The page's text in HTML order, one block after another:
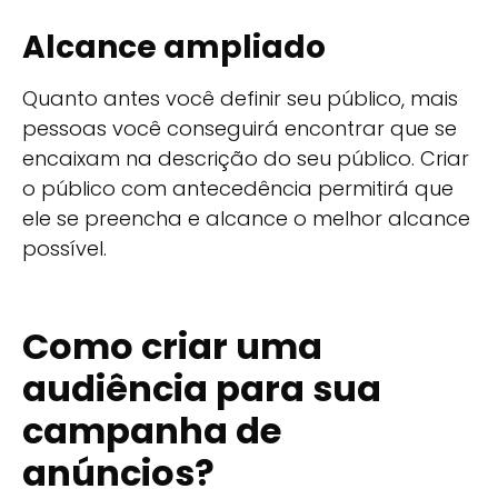
Alcance ampliado
Quanto antes você definir seu público, mais
pessoas você conseguirá encontrar que se
encaixam na descrição do seu público. Criar
o público com antecedência permitirá que
ele se preencha e alcance o melhor alcance
possível.
Como criar uma
audiência para sua
campanha de
anúncios?